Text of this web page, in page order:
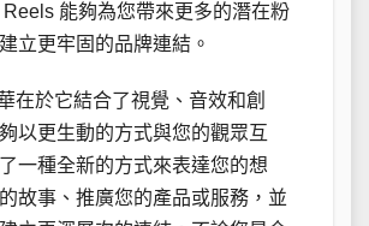
能夠為您帶來更多的潛在粉
立更牢固的品牌連結。
在於它結合了視覺、音效和創
以更生動的方式與您的觀眾互
一種全新的方式來表達您的想
故事、推廣您的產品或服務，並